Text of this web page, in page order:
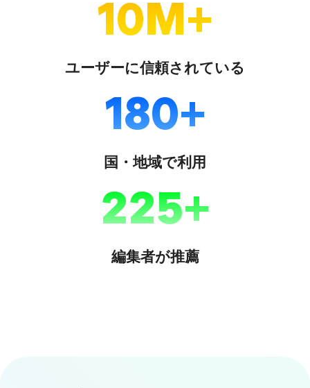
10M
ユーザーに信頼されている
180
国・地域で利用
225
編集者が推薦